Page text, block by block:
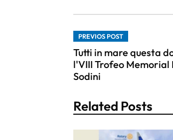
PREVIOS POST
Tutti in mare questa
l'VIII Trofeo Memorial
Sodini
Related Posts